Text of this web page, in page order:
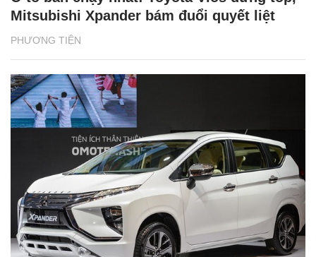
PHƯƠNG TIỆN
Mitsubishi Xpander bám đuổi quyết liệt